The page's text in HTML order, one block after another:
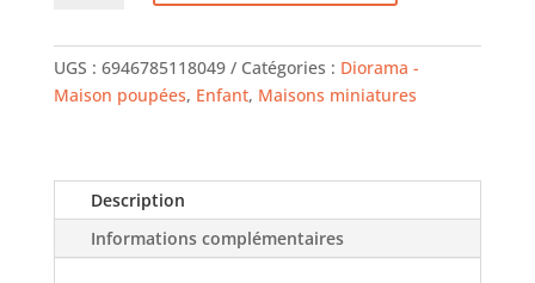
Miniature
Rolife
Porte
UGS : 6946785118049 Catégories : Diorama -
Maison poupées, Enfant, Maisons miniatures
Description
Informations complémentaires